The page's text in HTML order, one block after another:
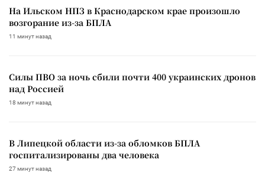
На Ильском НПЗ в Краснодарском крае произошло
возгорание из-за БПЛА
11 минут назад
Силы ПВО за ночь сбили почти 400 украинских дронов
над Россией
18 минут назад
В Липецкой области из-за обломков БПЛА
госпитализированы два человека
27 минут назад